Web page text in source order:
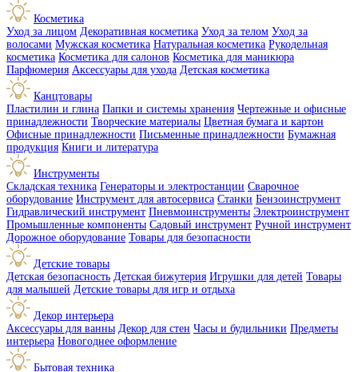
Косметика
Уход за лицом Декоративная косметика Уход за телом Уход за
волосами Мужская косметика Натуральная косметика Рукодельная
косметика Косметика для салонов Косметика для маникюра
Парфюмерия Аксессуары для ухода Детская косметика
Канцтовары
Пластилин и глина Папки и системы хранения Чертежные и офисные
принадлежности Творческие материалы Цветная бумага и картон
Офисные принадлежности Письменные принадлежности Бумажная
продукция Книги и литература
Инструменты
Складская техника Генераторы и электростанции Сварочное
оборудование Инструмент для автосервиса Станки Бензоинструмент
Гидравлический инструмент Пневмоинструменты Электроинструмент
Промышленные компоненты Садовый инструмент Ручной инструмент
Дорожное оборудование Товары для безопасности
Детские товары
Детская безопасность Детская бижутерия Игрушки для детей Товары
для малышей Детские товары для игр и отдыха
Декор интерьера
Аксессуары для ванны Декор для стен Часы и будильники Предметы
интерьера Новогоднее оформление
Бытовая техника